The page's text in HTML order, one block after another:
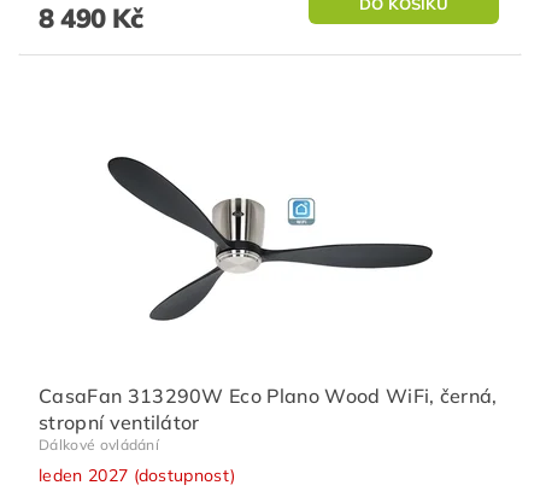
8 490 Kč
CasaFan 313290W Eco Plano Wood WiFi, černá,
stropní ventilátor
Dálkové ovládání
leden 2027 (dostupnost)